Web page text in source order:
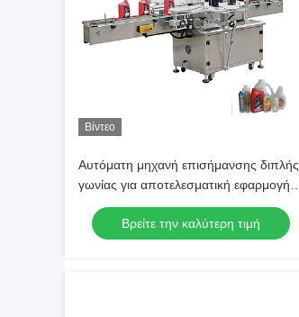
Βίντεο
Αυτόματη μηχανή επισήμανσης διπλής
γωνίας για αποτελεσματική εφαρμογή
ετικέτας
Βρείτε την καλύτερη τιμή